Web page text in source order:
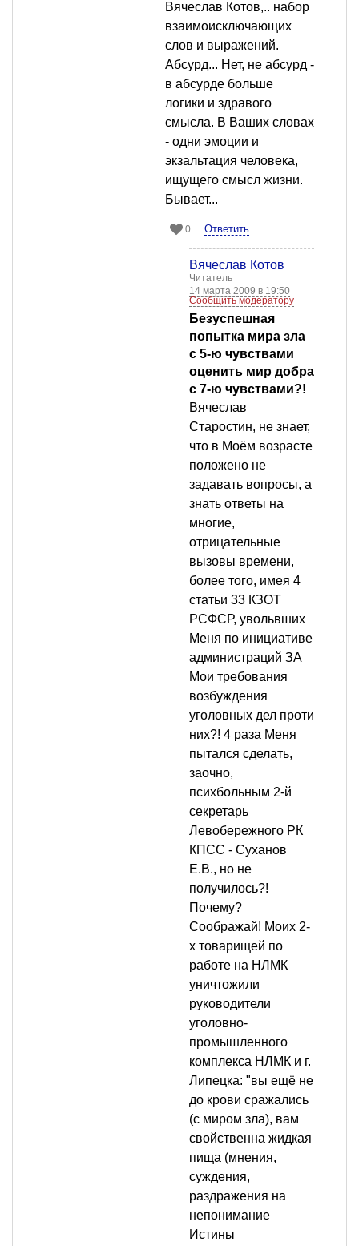
Вячеслав Котов,.. набор
взаимоисключающих
слов и выражений.
Абсурд... Нет, не абсурд -
в абсурде больше
логики и здравого
смысла. В Ваших словах
- одни эмоции и
экзальтация человека,
ищущего смысл жизни.
Бывает...
0 Ответить
Вячеслав Котов
Читатель
14 марта 2009 в 19:50
Сообщить модератору
Безуспешная
попытка мира зла
с 5-ю чувствами
оценить мир добра
с 7-ю чувствами?!
Вячеслав
Старостин, не знает,
что в Моём возрасте
положено не
задавать вопросы, а
знать ответы на
многие,
отрицательные
вызовы времени,
более того, имея 4
статьи 33 КЗОТ
РСФСР, увольвших
Меня по инициативе
администраций ЗА
Мои требования
возбуждения
уголовных дел проти
них?! 4 раза Меня
пытался сделать,
заочно,
психбольным 2-й
секретарь
Левобережного РК
КПСС - Суханов
Е.В., но не
получилось?!
Почему?
Соображай! Моих 2-
х товарищей по
работе на НЛМК
уничтожили
руководители
уголовно-
промышленного
комплекса НЛМК и г.
Липецка: "вы ещё не
до крови сражались
(с миром зла), вам
свойственна жидкая
пища (мнения,
суждения,
раздражения на
непонимание
Истины